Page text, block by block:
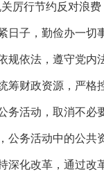
厉行节约反对浪费
日子，勤俭办一切
规依法，遵守党
筹财政资源，严
务活动，取消不
公务活动中的公共
深化改革，通过改